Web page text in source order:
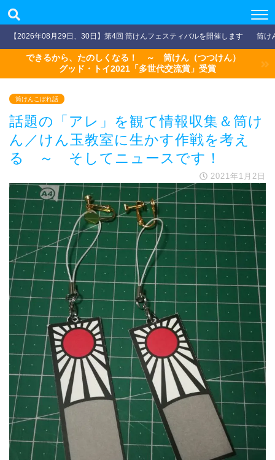
【2026年08月29日、30日】第4回 筒けんフェスティバルを開催します 筒け
できるから、たのしくなる！ ～ 筒けん（つつけん）
グッド・トイ2021「多世代交流賞」受賞
筒けんこぼれ話
話題の「アレ」を観て情報収集＆筒け
ん／けん玉教室に生かす作戦を考え
る ～ そしてニュースです！
2021年1月2日